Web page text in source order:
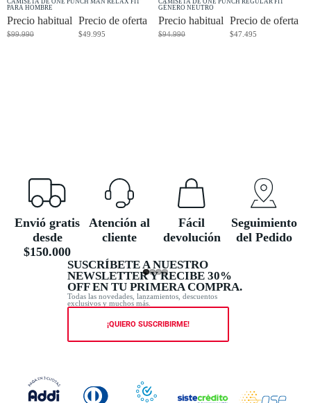
CAMISETA DE ONE PUNCH MAN RELAX FIT
PARA HOMBRE
Precio de oferta
$49.995
Precio habitual
$99.990
CAMISETA DE ONE PUNCH REGULAR FIT
GÉNERO NEUTRO
Precio de oferta
$47.495
Precio habitual
$94.990
Envió gratis
desde
$150.000
Atención al
cliente
Fácil
devolución
Seguimiento
del Pedido
SUSCRÍBETE A NUESTRO
NEWSLETTER Y RECIBE 30%
OFF EN TU PRIMERA COMPRA.
Todas las novedades, lanzamientos, descuentos
exclusivos y muchos más.
¡QUIERO SUSCRIBIRME!